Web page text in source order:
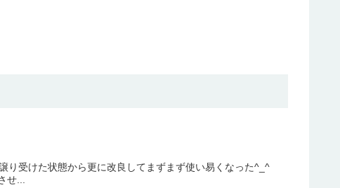
り受けた状態から更に改良してまずまず使い易くなった^_^
せ...